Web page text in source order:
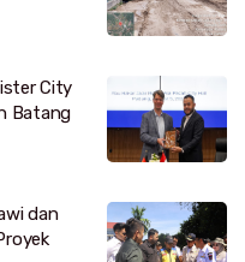
City
Batang
dan